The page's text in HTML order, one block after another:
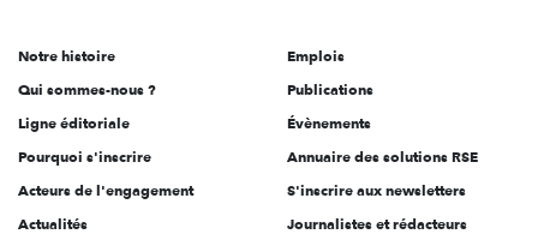
l'engagement
Notre histoire
Qui sommes-nous ?
Ligne éditoriale
Pourquoi s'inscrire
Acteurs de l'engagement
Actualités
Emplois
Publications
Évènements
Annuaire des solutions RSE
S'inscrire aux newsletters
Journalistes et rédacteurs